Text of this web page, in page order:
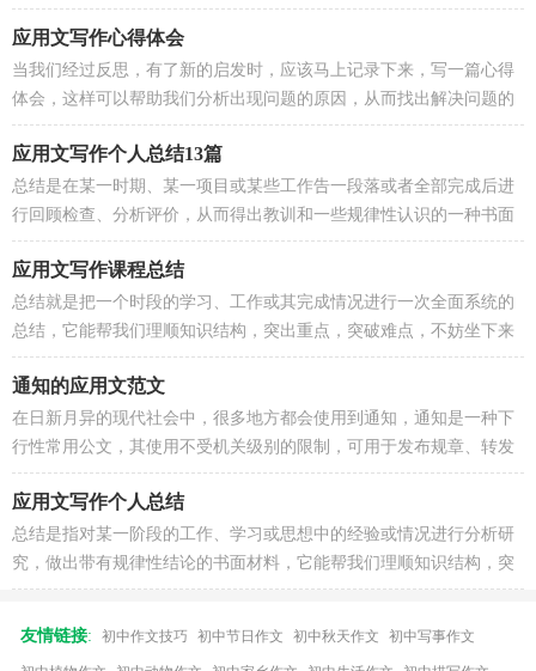
要，使教学效果最优化。一份好的...
应用文写作心得体会
当我们经过反思，有了新的启发时，应该马上记录下来，写一篇心得
体会，这样可以帮助我们分析出现问题的原因，从而找出解决问题的
办法。到底应如何写心得体会呢？...
应用文写作个人总结13篇
总结是在某一时期、某一项目或某些工作告一段落或者全部完成后进
行回顾检查、分析评价，从而得出教训和一些规律性认识的一种书面
材料，它可以帮助我们有寻找学习...
应用文写作课程总结
总结就是把一个时段的学习、工作或其完成情况进行一次全面系统的
总结，它能帮我们理顺知识结构，突出重点，突破难点，不妨坐下来
好好写写总结吧。我们该怎么去写...
通知的应用文范文
在日新月异的现代社会中，很多地方都会使用到通知，通知是一种下
行性常用公文，其使用不受机关级别的限制，可用于发布规章、转发
公度文，布置工作、传达事项等。...
应用文写作个人总结
总结是指对某一阶段的工作、学习或思想中的经验或情况进行分析研
究，做出带有规律性结论的书面材料，它能帮我们理顺知识结构，突
出重点，突破难点，让我们来为自...
友情链接: 初中作文技巧 初中节日作文 初中秋天作文 初中写事作文